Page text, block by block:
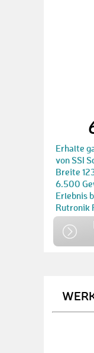
Erhalte
von SSI
Breite
6.500
Erlebnis
Rutronik